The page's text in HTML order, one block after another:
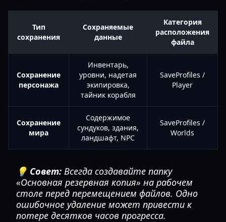
Тип
сохранения
Сохраняемые
данные
Категория
расположения
файла
Сохранение
персонажа
Инвентарь,
уровни, надетая
экипировка,
тайник корабля
SaveProfiles /
Player
Сохранение
мира
Содержимое
сундуков, здания,
ландшафт, NPC
SaveProfiles /
Worlds
💡 Совет: Всегда создавайте папку
«Основная резервная копия» на рабочем
столе перед перемещением файлов. Одно
ошибочное удаление может привести к
потере десятков часов прогресса.